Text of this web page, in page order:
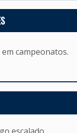
campeonatos.